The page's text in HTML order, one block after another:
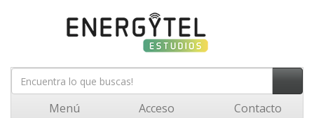
Menú Acceso Contacto